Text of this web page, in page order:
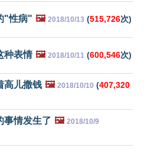
"性病" 🖼️ 2018/10/13 (515,726次)
种表情 🖼️ 2018/10/11 (600,546次)
高儿撒钱 🖼️ 2018/10/10 (407,320
事情发生了 🖼️ 2018/10/9